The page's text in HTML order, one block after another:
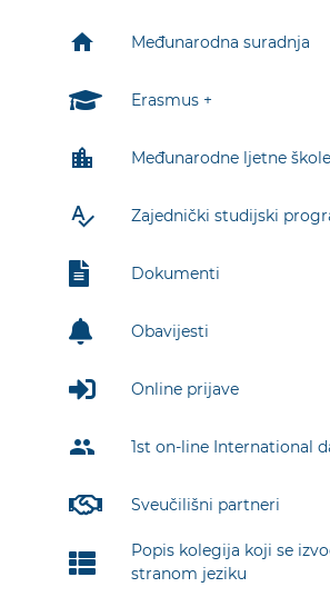
home Međunarodna suradnja
Erasmus +
location_city Međunarodne ljetne škole
spellcheck Zajednički studijski
Dokumenti
Obavijesti
Online prijave
group 1st on-line International
Sveučilišni partneri
Popis kolegija koji se
stranom jeziku